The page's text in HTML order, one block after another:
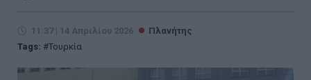
11:37 | 14 Απριλίου 2026
Πλανήτης
Tags:
Τουρκία